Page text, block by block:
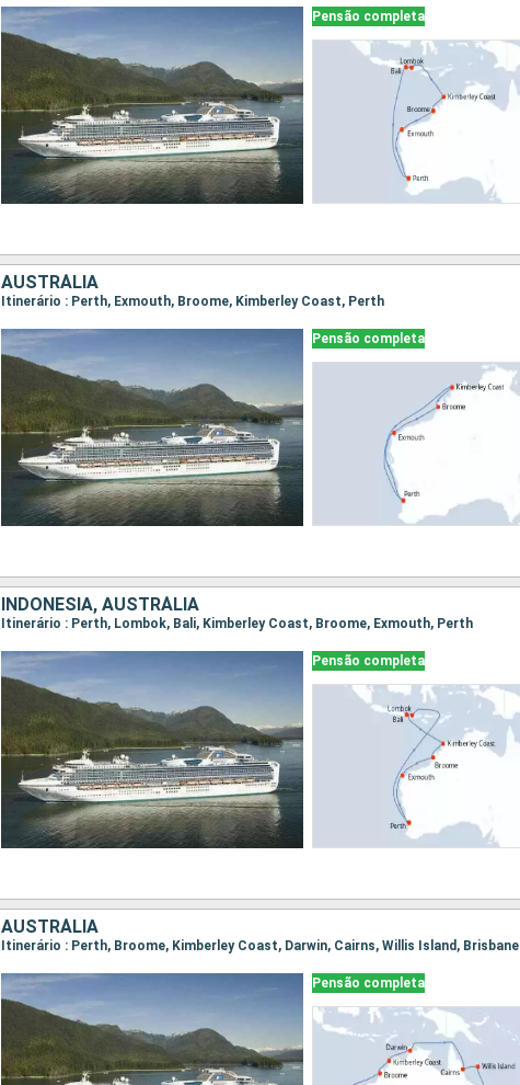
Pensão completa
AUSTRÁLIA
Itinerário : Perth, Exmouth, Broome, Kimberley Coast, Perth
Pensão completa
INDONESIA, AUSTRÁLIA
Itinerário : Perth, Lombok, Bali, Kimberley Coast, Broome, Exmouth, Perth
Pensão completa
AUSTRÁLIA
Itinerário : Perth, Broome, Kimberley Coast, Darwin, Cairns, Willis Island, Brisbane
Pensão completa